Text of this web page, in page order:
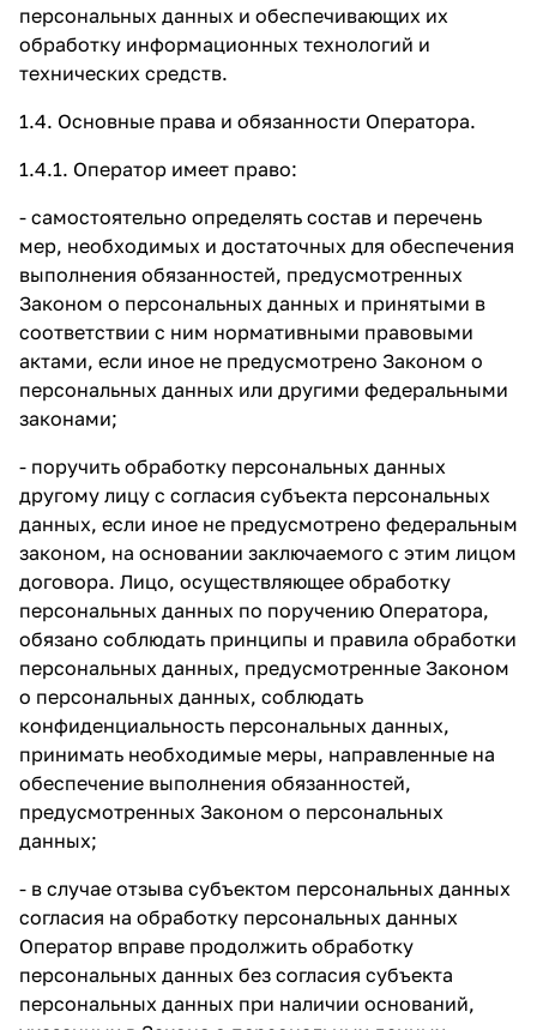
персональных данных и обеспечивающих их
обработку информационных технологий и
технических средств.
1.4. Основные права и обязанности Оператора.
1.4.1. Оператор имеет право:
- самостоятельно определять состав и перечень
мер, необходимых и достаточных для обеспечения
выполнения обязанностей, предусмотренных
Законом о персональных данных и принятыми в
соответствии с ним нормативными правовыми
актами, если иное не предусмотрено Законом о
персональных данных или другими федеральными
законами;
- поручить обработку персональных данных
другому лицу с согласия субъекта персональных
данных, если иное не предусмотрено федеральным
законом, на основании заключаемого с этим лицом
договора. Лицо, осуществляющее обработку
персональных данных по поручению Оператора,
обязано соблюдать принципы и правила обработки
персональных данных, предусмотренные Законом
о персональных данных, соблюдать
конфиденциальность персональных данных,
принимать необходимые меры, направленные на
обеспечение выполнения обязанностей,
предусмотренных Законом о персональных
данных;
- в случае отзыва субъектом персональных данных
согласия на обработку персональных данных
Оператор вправе продолжить обработку
персональных данных без согласия субъекта
персональных данных при наличии оснований,